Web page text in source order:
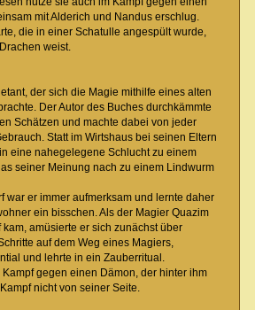
mit Alderich und Nandus erschlug.
die in einer Schatulle angespült wurde,
weist.
der sich die Magie mithilfe eines alten
Der Autor des Buches durchkämmte
Schätzen und machte dabei von jeder
Statt im Wirtshaus bei seinen Eltern
eine nahegelegene Schlucht zu einem
seiner Meinung nach zu einem Lindwurm
war er immer aufmerksam und lernte daher
ein bisschen. Als der Magier Quazim
amüsierte er sich zunächst über
auf dem Weg eines Magiers,
und lehrte in ein Zauberritual.
gegen einen Dämon, der hinter ihm
nicht von seiner Seite.